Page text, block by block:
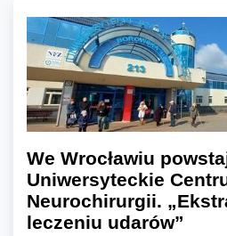
We Wrocławiu
Uniwersyteckie
Neurochirurgii.
leczeniu udarów”